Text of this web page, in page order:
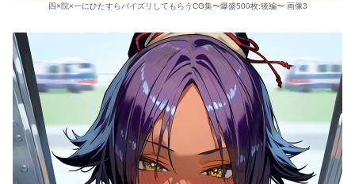
四×院×一にひたすらパイズリしてもらうCG集〜爆盛500枚:後編〜 画像3